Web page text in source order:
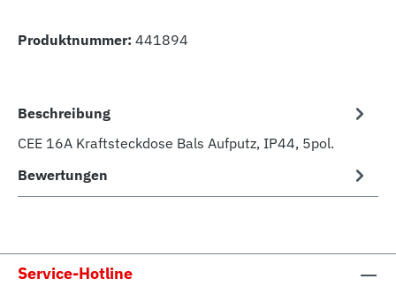
Produktnummer: 441894
Beschreibung
CEE 16A Kraftsteckdose Bals Aufputz, IP44, 5pol.
Bewertungen
Service-Hotline